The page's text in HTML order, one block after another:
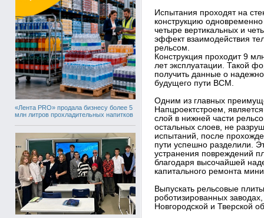
«Лента PRO» продала бизнесу более 5
млн литров прохладительных напитков
Испытания проходят на
конструкцию
четыре вертикальных и
эффект взаимодействия
рельсом.
Конструкция проходит 9
лет эксплуатации. Такой
получить данные о
будущего пути ВСМ.
Одним из главных
Напцроектстроем,
слой в нижней части
остальных слоев, не
испытаний, после
пути успешно разделили.
устранения повреждений
благодаря высочайшей
капитального ремонта
Выпускать рельсовые
роботизированных
Новгородской и Тверской